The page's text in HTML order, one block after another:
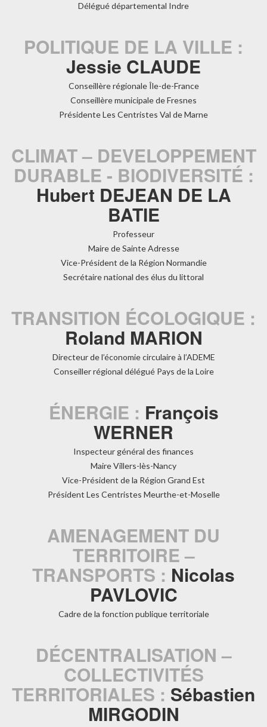
Délégué départemental Indre
POLITIQUE DE LA VILLE :
Jessie CLAUDE
Conseillère régionale Île-de-France
Conseillère municipale de Fresnes
Présidente Les Centristes Val de Marne
CLIMAT – DEVELOPPEMENT
DURABLE - BIODIVERSITÉ :
Hubert DEJEAN DE LA
BATIE
Professeur
Maire de Sainte Adresse
Vice-Président de la Région Normandie
Secrétaire national des élus du littoral
TRANSITION ÉCOLOGIQUE :
Roland MARION
Directeur de l’économie circulaire à l’ADEME
Conseiller régional délégué Pays de la Loire
ÉNERGIE : François
WERNER
Inspecteur général des finances
Maire Villers-lès-Nancy
Vice-Président de la Région Grand Est
Président Les Centristes Meurthe-et-Moselle
AMENAGEMENT DU
TERRITOIRE –
TRANSPORTS : Nicolas
PAVLOVIC
Cadre de la fonction publique territoriale
DÉCENTRALISATION –
COLLECTIVITÉS
TERRITORIALES : Sébastien
MIRGODIN